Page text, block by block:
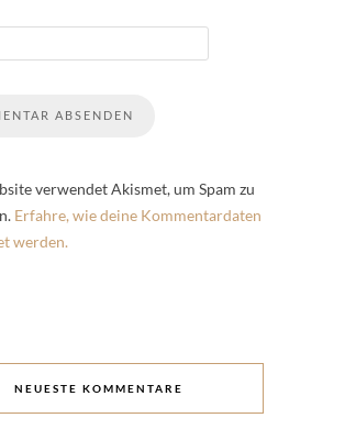
verwendet Akismet, um Spam zu
Erfahre, wie deine Kommentardaten
werden.
NEUESTE KOMMENTARE